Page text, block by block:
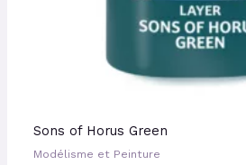
Sons of Horus Green
Modélisme et Peinture